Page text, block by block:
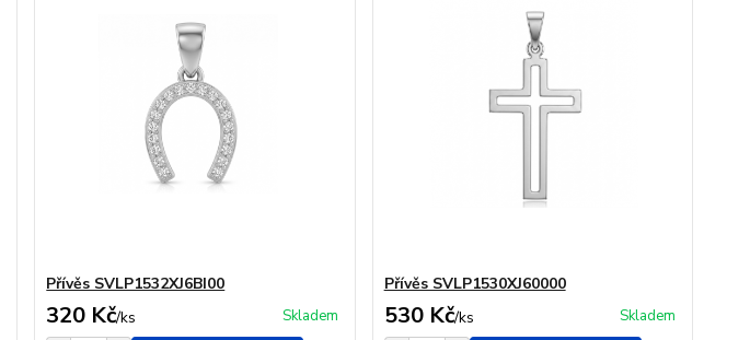
Přívěs SVLP1532XJ6BI00
320 Kč/ks Skladem
Přívěs SVLP1530XJ60000
530 Kč/ks Skladem